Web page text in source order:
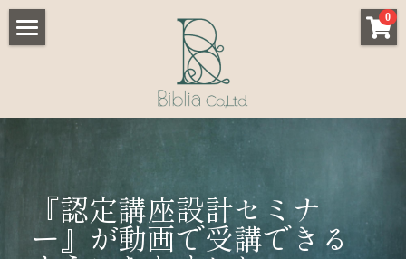
0
- 学校/教育機関向け
- 小規模事業者向け
- 協会/スクール向け
Customer reviews
Store
『認定講座設計セミナ
ー』が動画で受講できる
×
ストアカテゴリー
すべてのカテゴリー